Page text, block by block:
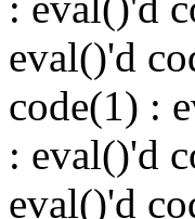
eval()'d
code(1) :
: eval()'d
eval()'d